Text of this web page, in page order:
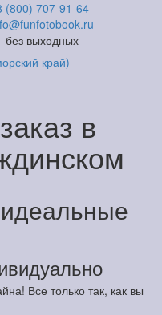
(800) 707-91-64
без выходных
край)
в
Все только так, как вы